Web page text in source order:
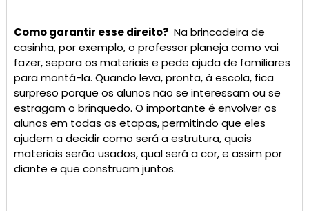
Como garantir esse direito? Na brincadeira de
casinha, por exemplo, o professor planeja como vai
fazer, separa os materiais e pede ajuda de familiares
para montá-la. Quando leva, pronta, à escola, fica
surpreso porque os alunos não se interessam ou se
estragam o brinquedo. O importante é envolver os
alunos em todas as etapas, permitindo que eles
ajudem a decidir como será a estrutura, quais
materiais serão usados, qual será a cor, e assim por
diante e que construam juntos.